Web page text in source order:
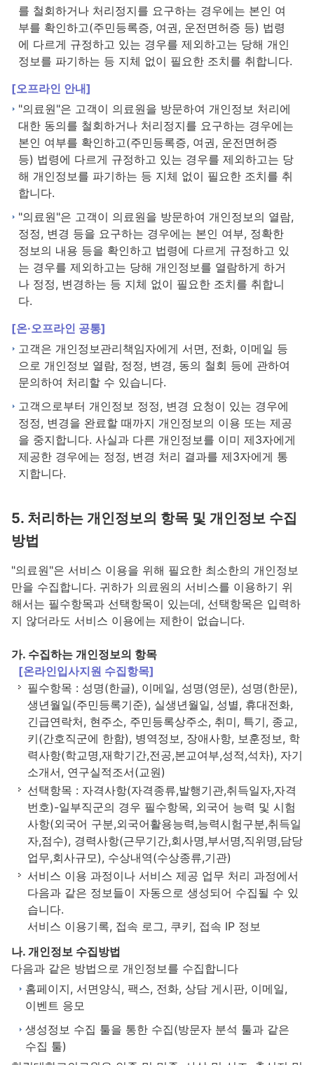
를 철회하거나 처리정지를 요구하는 경우에는 본인 여
부를 확인하고(주민등록증, 여권, 운전면허증 등) 법령
에 다르게 규정하고 있는 경우를 제외하고는 당해 개인
정보를 파기하는 등 지체 없이 필요한 조치를 취합니다.
[오프라인 안내]
"의료원"은 고객이 의료원을 방문하여 개인정보 처리에
대한 동의를 철회하거나 처리정지를 요구하는 경우에는
본인 여부를 확인하고(주민등록증, 여권, 운전면허증
등) 법령에 다르게 규정하고 있는 경우를 제외하고는 당
해 개인정보를 파기하는 등 지체 없이 필요한 조치를 취
합니다.
"의료원"은 고객이 의료원을 방문하여 개인정보의 열람,
정정, 변경 등을 요구하는 경우에는 본인 여부, 정확한
정보의 내용 등을 확인하고 법령에 다르게 규정하고 있
는 경우를 제외하고는 당해 개인정보를 열람하게 하거
나 정정, 변경하는 등 지체 없이 필요한 조치를 취합니
다.
[온·오프라인 공통]
고객은 개인정보관리책임자에게 서면, 전화, 이메일 등
으로 개인정보 열람, 정정, 변경, 동의 철회 등에 관하여
문의하여 처리할 수 있습니다.
고객으로부터 개인정보 정정, 변경 요청이 있는 경우에
정정, 변경을 완료할 때까지 개인정보의 이용 또는 제공
을 중지합니다. 사실과 다른 개인정보를 이미 제3자에게
제공한 경우에는 정정, 변경 처리 결과를 제3자에게 통
지합니다.
5. 처리하는 개인정보의 항목 및 개인정보 수집
방법
"의료원"은 서비스 이용을 위해 필요한 최소한의 개인정보
만을 수집합니다. 귀하가 의료원의 서비스를 이용하기 위
해서는 필수항목과 선택항목이 있는데, 선택항목은 입력하
지 않더라도 서비스 이용에는 제한이 없습니다.
가. 수집하는 개인정보의 항목
[온라인입사지원 수집항목]
필수항목 : 성명(한글), 이메일, 성명(영문), 성명(한문),
생년월일(주민등록기준), 실생년월일, 성별, 휴대전화,
긴급연락처, 현주소, 주민등록상주소, 취미, 특기, 종교,
키(간호직군에 한함), 병역정보, 장애사항, 보훈정보, 학
력사항(학교명,재학기간,전공,본교여부,성적,석차), 자기
소개서, 연구실적조서(교원)
선택항목 : 자격사항(자격종류,발행기관,취득일자,자격
번호)-일부직군의 경우 필수항목, 외국어 능력 및 시험
사항(외국어 구분,외국어활용능력,능력시험구분,취득일
자,점수), 경력사항(근무기간,회사명,부서명,직위명,담당
업무,회사규모), 수상내역(수상종류,기관)
서비스 이용 과정이나 서비스 제공 업무 처리 과정에서
다음과 같은 정보들이 자동으로 생성되어 수집될 수 있
습니다.
서비스 이용기록, 접속 로그, 쿠키, 접속 IP 정보
나. 개인정보 수집방법
다음과 같은 방법으로 개인정보를 수집합니다
홈페이지, 서면양식, 팩스, 전화, 상담 게시판, 이메일,
이벤트 응모
생성정보 수집 툴을 통한 수집(방문자 분석 툴과 같은
수집 툴)